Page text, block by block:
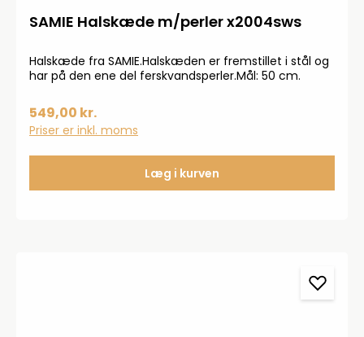
SAMIE Halskæde m/perler x2004sws
Halskæde fra SAMIE.Halskæden er fremstillet i stål og
har på den ene del ferskvandsperler.Mål: 50 cm.
549,00 kr.
Priser er inkl. moms
Læg i kurven